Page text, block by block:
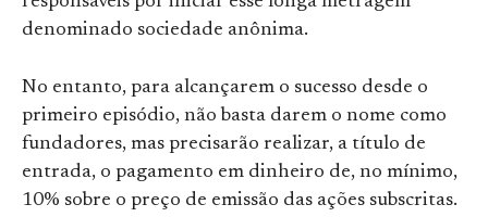
denominado sociedade anônima.
No entanto, para alcançarem o sucesso desde o
primeiro episódio, não basta darem o nome como
fundadores, mas precisarão realizar, a título de
entrada, o pagamento em dinheiro de, no mínimo,
10% sobre o preço de emissão das ações subscritas.